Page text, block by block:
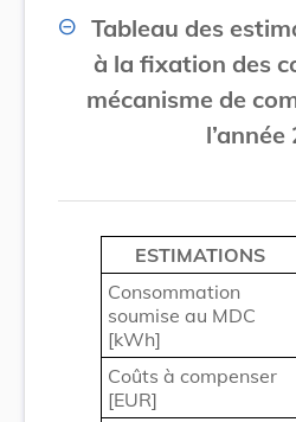
Tableau des
à la fixation des
mécanisme de
l’année
ESTIMATIONS
Consommation
soumise au MDC
[kWh]
Coûts à compenser
[EUR]